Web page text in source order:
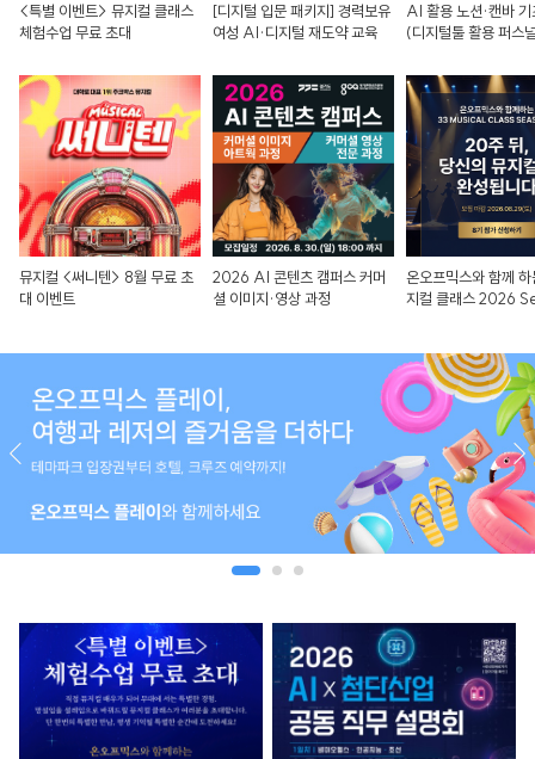
<특별 이벤트> 뮤지컬 클래스
체험수업 무료 초대
뮤지컬 <써니텐> 8월 무료 초
대 이벤트
[디지털 입문 패키지] 경력보유
여성 AI·디지털 재도약 교육
2026 AI 콘텐츠 캠퍼스 커머
셜 이미지·영상 과정
AI 활용 노션·캔바 기
(디지털툴 활용 퍼스
온오프믹스와 함께
지컬 클래스 2026